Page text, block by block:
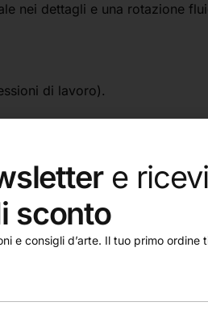
nei dettagli e una rotazione
di lavoro).
evitando vibrazioni o
fondamentale per lavori
perfettamente il pezzo da
di artigianato italiano
e ricevi
sconto
e consigli d’arte. Il tuo primo ordine